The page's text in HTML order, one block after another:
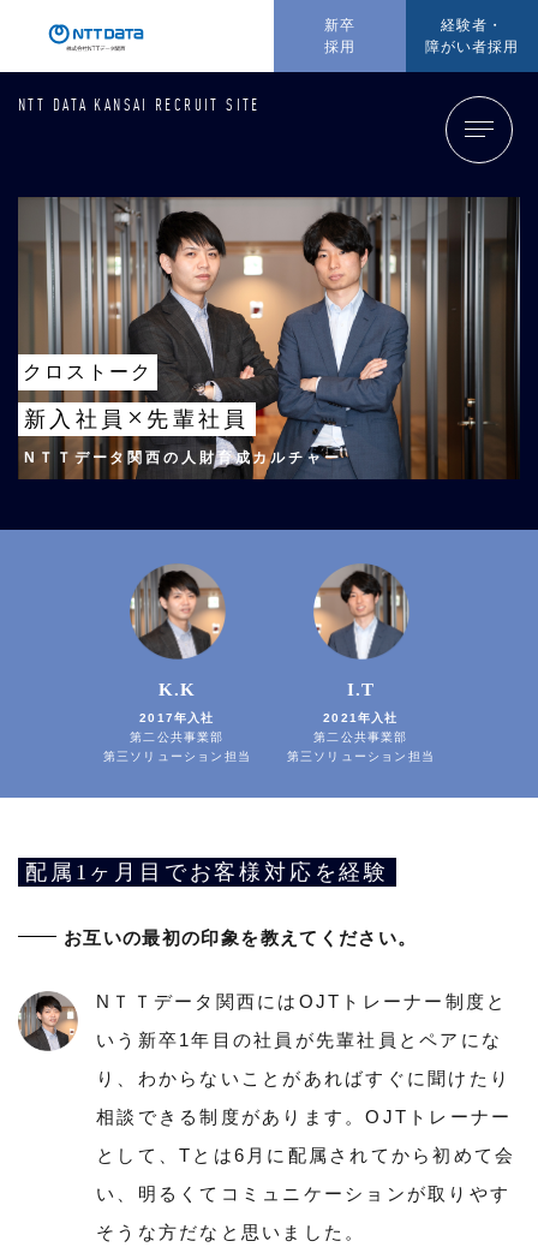
新卒
採用
経験者・
障がい者採用
NTT DATA KANSAI RECRUIT SITE
クロストーク
新入社員 × 先輩社員
NＴＴデータ関西の人財育成カルチャー
K.K
2017年入社
第二公共事業部
第三ソリューション担当
I.T
2021年入社
第二公共事業部
第三ソリューション担当
配属1ヶ月目でお客様対応を経験
お互いの最初の印象を教えてください。
NＴＴデータ関西にはOJTトレーナー制度と
いう新卒1年目の社員が先輩社員とペアにな
り、わからないことがあればすぐに聞けたり
相談できる制度があります。OJTトレーナー
として、Tとは6月に配属されてから初めて会
い、明るくてコミュニケーションが取りやす
そうな方だなと思いました。